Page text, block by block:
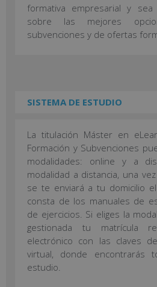
formativa empresarial y
sobre las mejores
subvenciones y de ofertas
SISTEMA DE ESTUDIO
La titulación Máster en
Formación y Subvenciones
modalidades: online y a
modalidad a distancia, una
se te enviará a tu domicilio
consta de los manuales de
de ejercicios. Si eliges la
gestionada tu matrícula
electrónico con las claves
virtual, donde encontrarás
estudio.